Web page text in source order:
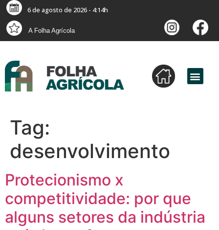
6 de agosto de 2026 - 4:14h
A Folha Agrícola
Tag:
desenvolvimento
Protecionismo x
competitividade: por que
alguns setores da indústria